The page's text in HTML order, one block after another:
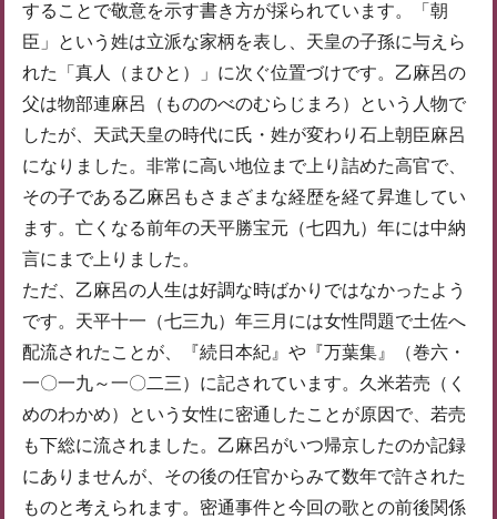
することで敬意を示す書き方が採られています。「朝
臣」という姓は立派な家柄を表し、天皇の子孫に与えら
れた「真人（まひと）」に次ぐ位置づけです。乙麻呂の
父は物部連麻呂（もののべのむらじまろ）という人物で
したが、天武天皇の時代に氏・姓が変わり石上朝臣麻呂
になりました。非常に高い地位まで上り詰めた高官で、
その子である乙麻呂もさまざまな経歴を経て昇進してい
ます。亡くなる前年の天平勝宝元（七四九）年には中納
言にまで上りました。
ただ、乙麻呂の人生は好調な時ばかりではなかったよう
です。天平十一（七三九）年三月には女性問題で土佐へ
配流されたことが、『続日本紀』や『万葉集』（巻六・
一〇一九～一〇二三）に記されています。久米若売（く
めのわかめ）という女性に密通したことが原因で、若売
も下総に流されました。乙麻呂がいつ帰京したのか記録
にありませんが、その後の任官からみて数年で許された
ものと考えられます。密通事件と今回の歌との前後関係